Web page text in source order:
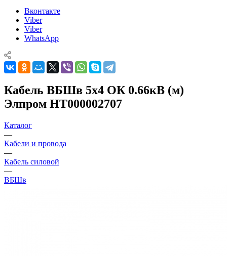
Вконтакте
Viber
Viber
WhatsApp
Кабель ВБШв 5х4 ОК 0.66кВ (м)
Элпром НТ000002707
Каталог
—
Кабели и провода
—
Кабель силовой
—
ВБШв